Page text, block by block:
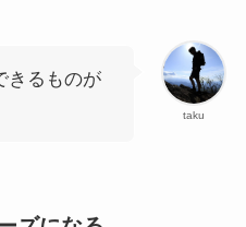
taku
きるものが